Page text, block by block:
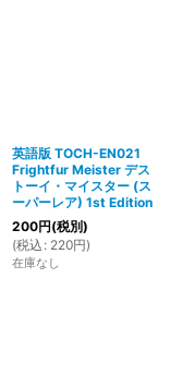
英語版 TOCH-EN021
Frightfur Meister デス
トーイ・マイスター (ス
ーパーレア) 1st Edition
200円(税別)
(税込 : 220円)
在庫なし